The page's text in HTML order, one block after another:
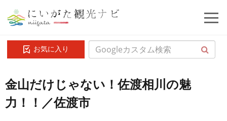
お気に入り
金山だけじゃない！佐渡相川の魅
力！！／佐渡市